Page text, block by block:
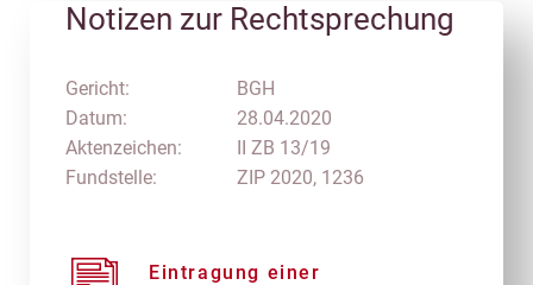
Notizen zur Rechtsprechung
Gericht:
Datum:
Aktenzeichen:
Fundstelle:
BGH
28.04.2020
II ZB 13/19
ZIP 2020, 1236
Eintragung einer